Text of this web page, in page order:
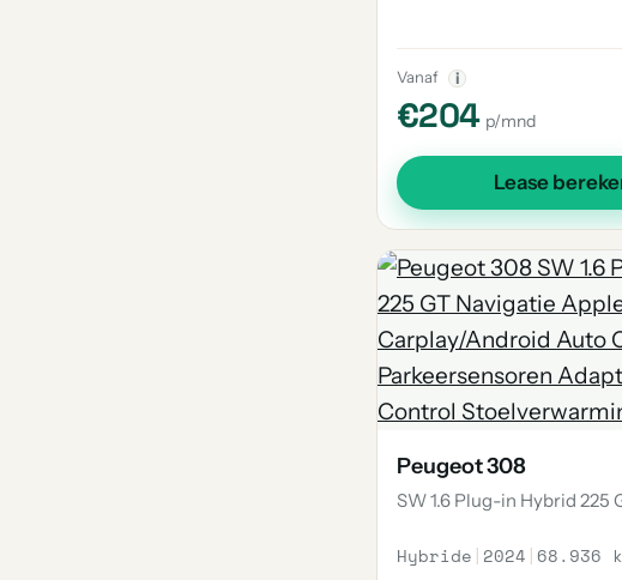
Vanaf i
€204 p/mnd
Lease
Peugeot 308
SW 1.6 Plug-in Hybrid 225
Hybride | 2024 | 68.936